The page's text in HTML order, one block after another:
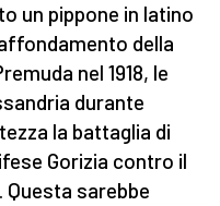
un pippone in latino
della
nel 1918, le
durante
la battaglia di
Gorizia contro il
Questa sarebbe